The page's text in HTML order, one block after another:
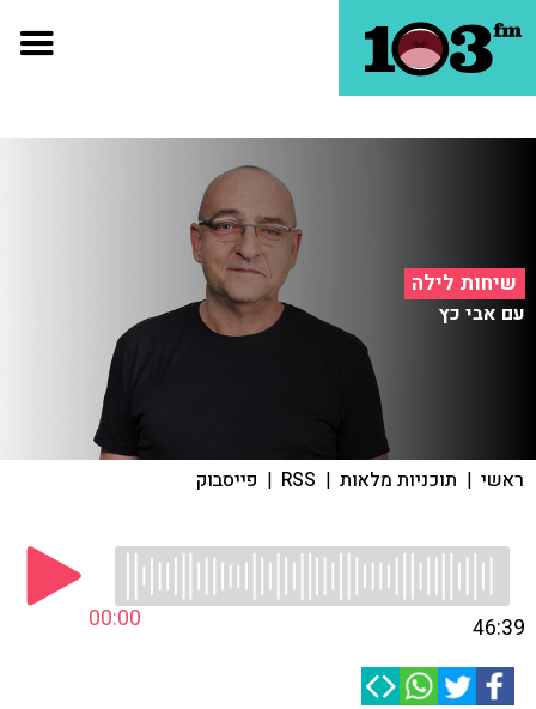
שיחות לילה
עם אבי כץ
ראשי | תוכניות מלאות |
RSS
| פייסבוק
00:00 46:39